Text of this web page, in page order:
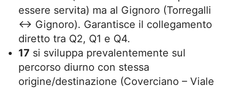
essere servita) ma al Gignoro (Torregalli
↔ Gignoro). Garantisce il collegamento
diretto tra Q2, Q1 e Q4.
17 si sviluppa prevalentemente sul
percorso diurno con stessa
origine/destinazione (Coverciano – Viale